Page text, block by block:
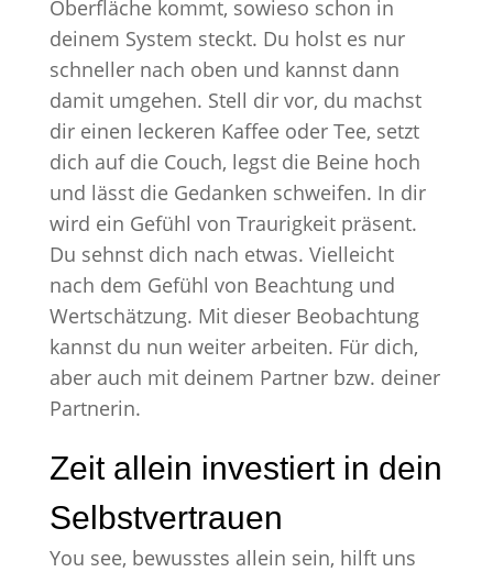
Oberfläche kommt, sowieso schon in
deinem System steckt. Du holst es nur
schneller nach oben und kannst dann
damit umgehen. Stell dir vor, du machst
dir einen leckeren Kaffee oder Tee, setzt
dich auf die Couch, legst die Beine hoch
und lässt die Gedanken schweifen. In dir
wird ein Gefühl von Traurigkeit präsent.
Du sehnst dich nach etwas. Vielleicht
nach dem Gefühl von Beachtung und
Wertschätzung. Mit dieser Beobachtung
kannst du nun weiter arbeiten. Für dich,
aber auch mit deinem Partner bzw. deiner
Partnerin.
Zeit allein investiert in dein
Selbstvertrauen
You see, bewusstes allein sein, hilft uns